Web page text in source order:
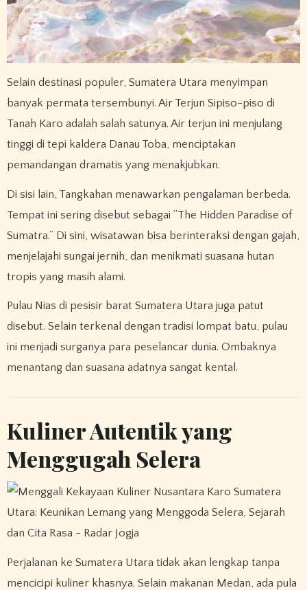
Selain destinasi populer, Sumatera Utara menyimpan
banyak permata tersembunyi. Air Terjun Sipiso-piso di
Tanah Karo adalah salah satunya. Air terjun ini menjulang
tinggi di tepi kaldera Danau Toba, menciptakan
pemandangan dramatis yang menakjubkan.
Di sisi lain, Tangkahan menawarkan pengalaman berbeda.
Tempat ini sering disebut sebagai “The Hidden Paradise of
Sumatra.” Di sini, wisatawan bisa berinteraksi dengan gajah,
menjelajahi sungai jernih, dan menikmati suasana hutan
tropis yang masih alami.
Pulau Nias di pesisir barat Sumatera Utara juga patut
disebut. Selain terkenal dengan tradisi lompat batu, pulau
ini menjadi surganya para peselancar dunia. Ombaknya
menantang dan suasana adatnya sangat kental.
Kuliner Autentik yang
Menggugah Selera
Perjalanan ke Sumatera Utara tidak akan lengkap tanpa
mencicipi kuliner khasnya. Selain makanan Medan, ada pula